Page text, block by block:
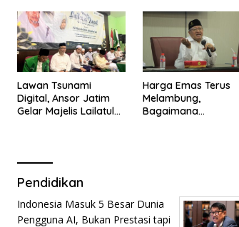
Lawan Tsunami
Digital, Ansor Jatim
Gelar Majelis Lailatul
Harga Emas Terus
Melambung,
Bagaimana
Pendidikan
Indonesia Masuk 5 Besar Dunia
Pengguna AI, Bukan Prestasi tapi